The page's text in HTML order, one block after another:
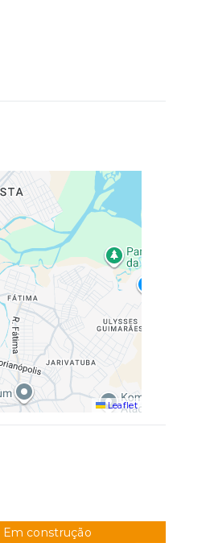
Leaflet
Em construção